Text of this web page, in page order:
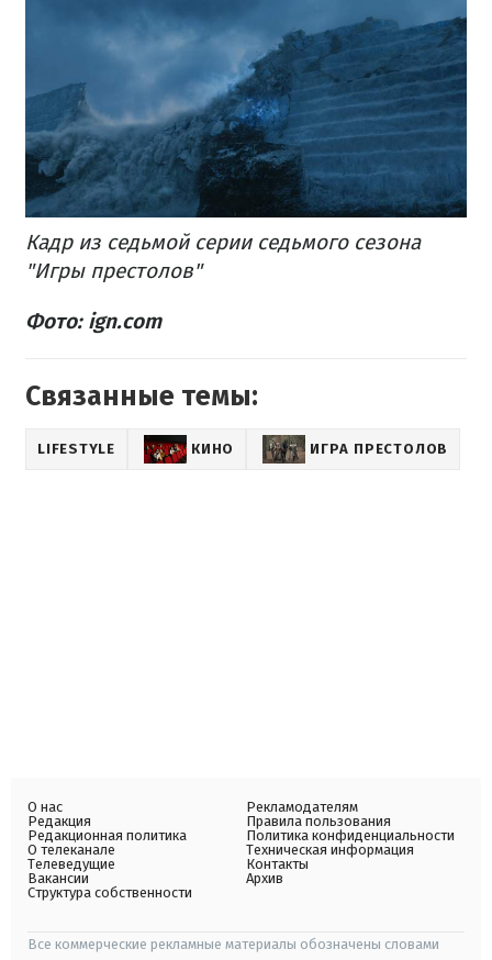
Кадр из седьмой серии седьмого сезона
"Игры престолов"
Фото: ign.com
Связанные темы:
LIFESTYLE КИНО ИГРА ПРЕСТОЛОВ
О нас
Редакция
Редакционная политика
О телеканале
Телеведущие
Вакансии
Структура собственности
Рекламодателям
Правила пользования
Политика конфиденциальности
Техническая информация
Контакты
Архив
Все коммерческие рекламные материалы обозначены словами